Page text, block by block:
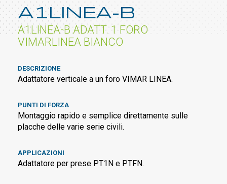
A1LINEA-B
A1LINEA-B ADATT. 1 FORO
VIMARLINEA BIANCO
DESCRIZIONE
Adattatore verticale a un foro VIMAR LINEA.
PUNTI DI FORZA
Montaggio rapido e semplice direttamente sulle
placche delle varie serie civili.
APPLICAZIONI
Adattatore per prese PT1N e PTFN.